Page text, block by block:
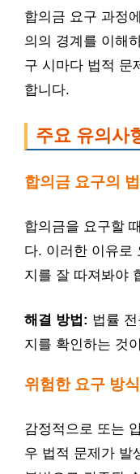
합의금 요구 과정
의의 경계를 이해
구 시마다 법적 문
합니다.
주요 유의사
합의금 요구의
합의금을 요구할
다. 이러한 이유로
지를 잘 따져봐야
해결 방법: 법률
지를 확인하는 것
위험한 요구 방식
감정적으로 또는
우 법적 문제가 발